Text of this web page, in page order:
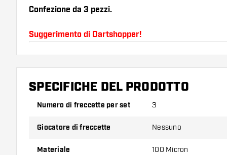
Confezione da 3 pezzi.
Suggerimento di Dartshopper!
Assicuratevi di avere a portata di mano un gran
astine. Questi possono danneggiarsi o rompersi
scoprire quale variante vi si addice di più!
SPECIFICHE DEL PRODOTTO
Numero di freccette per set 3
Giocatore di freccette Nessuno
Materiale 100 Micron